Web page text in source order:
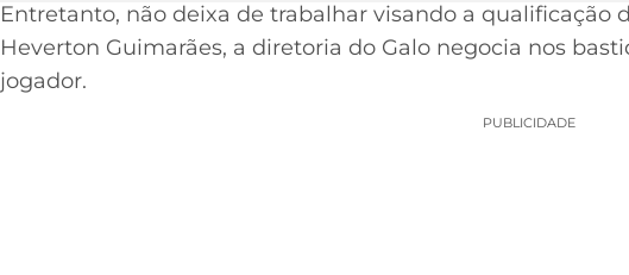
Entretanto, não deixa de trabalhar visando a qualificação
Heverton Guimarães, a diretoria do Galo negocia nos
jogador.
PUBLICIDADE